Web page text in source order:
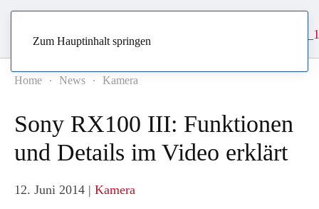
Zum Hauptinhalt springen
Home News Kamera
Sony RX100 III: Funktionen
und Details im Video erklärt
12. Juni 2014 | Kamera